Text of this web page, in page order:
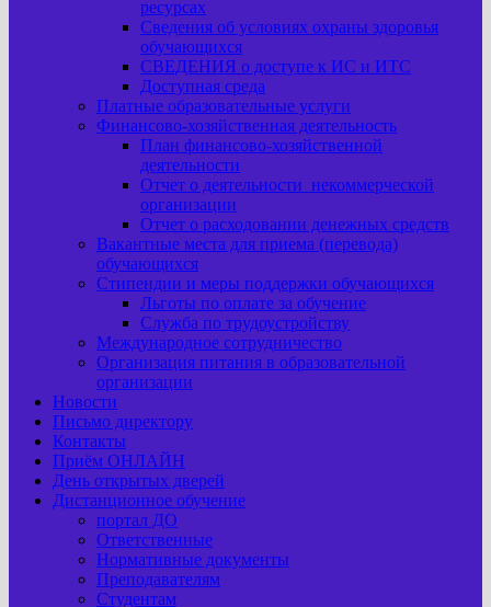
ресурсах
Сведения об условиях охраны здоровья
обучающихся
СВЕДЕНИЯ о доступе к ИС и ИТС
Доступная среда
Платные образовательные услуги
Финансово-хозяйственная деятельность
План финансово-хозяйственной
деятельности
Отчет о деятельности некоммерческой
организации
Отчет о расходовании денежных средств
Вакантные места для приема (перевода)
обучающихся
Стипендии и меры поддержки обучающихся
Льготы по оплате за обучение
Служба по трудоустройству
Международное сотрудничество
Организация питания в образовательной
организации
Новости
Письмо директору
Контакты
Приём ОНЛАЙН
День открытых дверей
Дистанционное обучение
портал ДО
Ответственные
Нормативные документы
Преподавателям
Студентам